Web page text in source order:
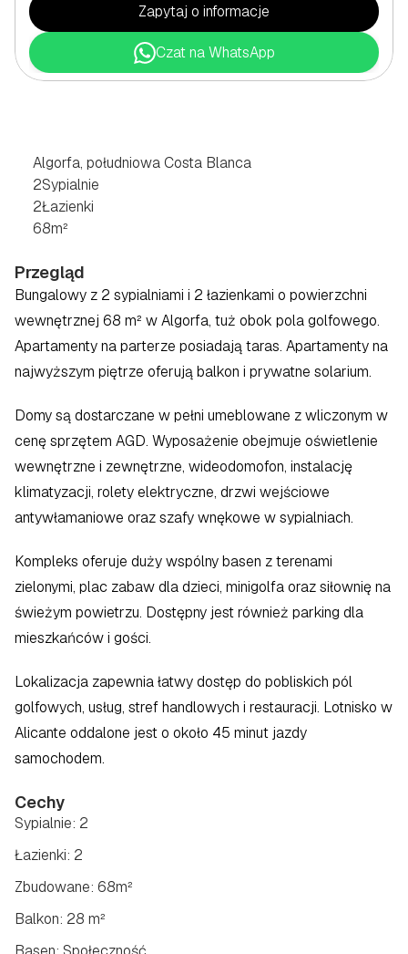
Zapytaj o informacje
Czat na WhatsApp
Algorfa, południowa Costa Blanca
2Sypialnie
2Łazienki
68m²
Przegląd
Bungalowy z 2 sypialniami i 2 łazienkami o powierzchni
wewnętrznej 68 m² w Algorfa, tuż obok pola golfowego.
Apartamenty na parterze posiadają taras. Apartamenty na
najwyższym piętrze oferują balkon i prywatne solarium.
Domy są dostarczane w pełni umeblowane z wliczonym w
cenę sprzętem AGD. Wyposażenie obejmuje oświetlenie
wewnętrzne i zewnętrzne, wideodomofon, instalację
klimatyzacji, rolety elektryczne, drzwi wejściowe
antywłamaniowe oraz szafy wnękowe w sypialniach.
Kompleks oferuje duży wspólny basen z terenami
zielonymi, plac zabaw dla dzieci, minigolfa oraz siłownię na
świeżym powietrzu. Dostępny jest również parking dla
mieszkańców i gości.
Lokalizacja zapewnia łatwy dostęp do pobliskich pól
golfowych, usług, stref handlowych i restauracji. Lotnisko w
Alicante oddalone jest o około 45 minut jazdy
samochodem.
Cechy
Łazienki: 2
Zbudowane: 68m²
Sypialnie: 2
Balkon: 28 m²